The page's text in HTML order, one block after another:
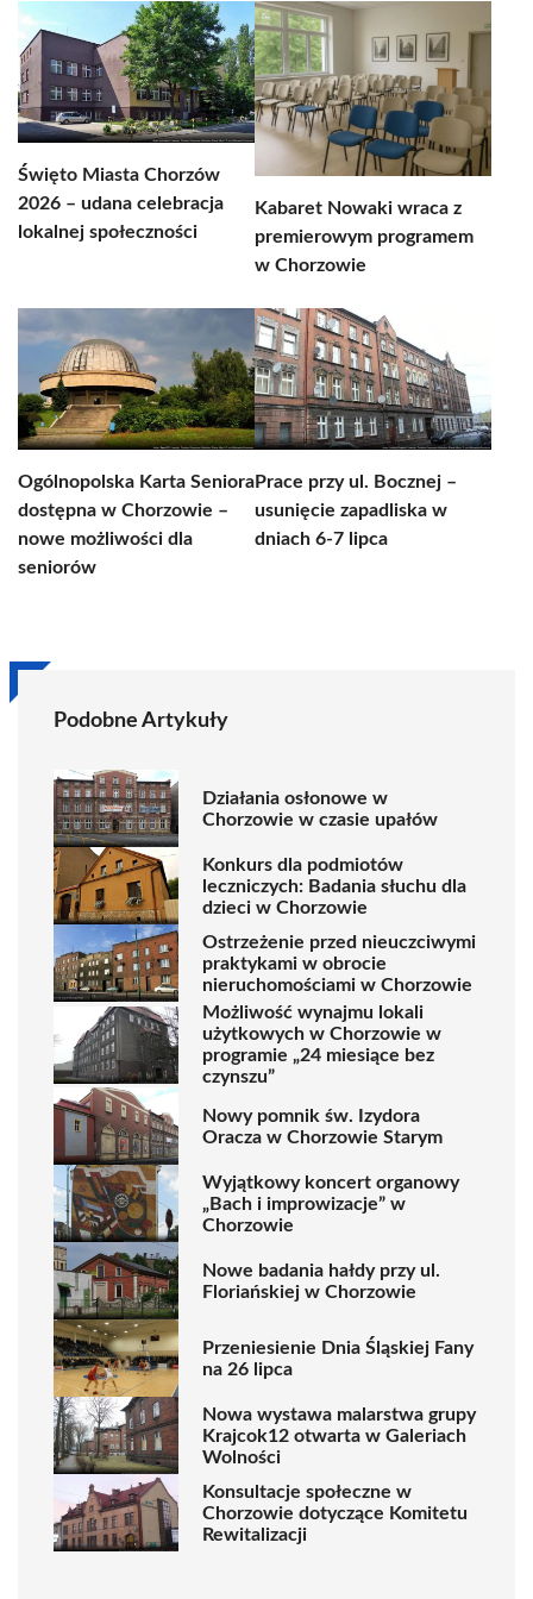
Święto Miasta Chorzów
2026 – udana celebracja
lokalnej społeczności
Kabaret Nowaki wraca z
premierowym programem
w Chorzowie
Ogólnopolska Karta Seniora
dostępna w Chorzowie –
nowe możliwości dla
seniorów
Prace przy ul. Bocznej –
usunięcie zapadliska w
dniach 6-7 lipca
Podobne Artykuły
Działania osłonowe w
Chorzowie w czasie upałów
Konkurs dla podmiotów
leczniczych: Badania słuchu dla
dzieci w Chorzowie
Ostrzeżenie przed nieuczciwymi
praktykami w obrocie
nieruchomościami w Chorzowie
Możliwość wynajmu lokali
użytkowych w Chorzowie w
programie „24 miesiące bez
czynszu”
Nowy pomnik św. Izydora
Oracza w Chorzowie Starym
Wyjątkowy koncert organowy
„Bach i improwizacje” w
Chorzowie
Nowe badania hałdy przy ul.
Floriańskiej w Chorzowie
Przeniesienie Dnia Śląskiej Fany
na 26 lipca
Nowa wystawa malarstwa grupy
Krajcok12 otwarta w Galeriach
Wolności
Konsultacje społeczne w
Chorzowie dotyczące Komitetu
Rewitalizacji